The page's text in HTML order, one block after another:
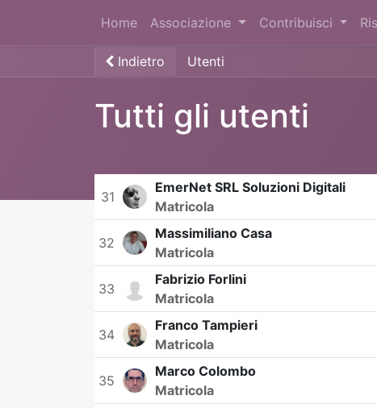
Home Associazione Contribuisci
Indietro Utenti
Tutti gli utenti
31
EmerNet SRL Soluzioni Digitali
Matricola
32
Massimiliano Casa
Matricola
33
Fabrizio Forlini
Matricola
34
Franco Tampieri
Matricola
35
Marco Colombo
Matricola